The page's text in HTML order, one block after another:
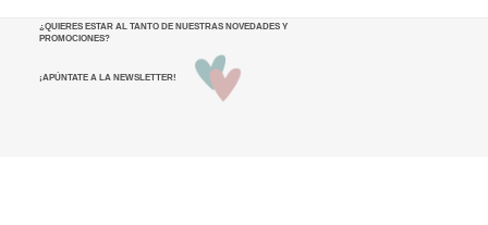
¿QUIERES ESTAR AL TANTO DE NUESTRAS NOVEDADES Y
PROMOCIONES?
¡APÚNTATE A LA NEWSLETTER!